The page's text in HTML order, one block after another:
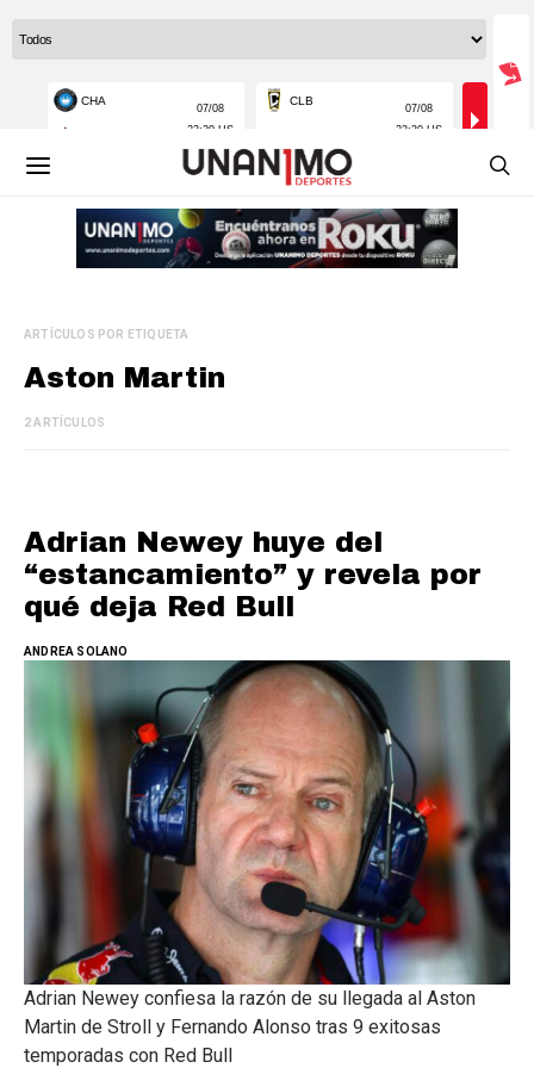
ARTÍCULOS POR ETIQUETA
Aston Martin
2 ARTÍCULOS
Adrian Newey huye del
“estancamiento” y revela por
qué deja Red Bull
ANDREA SOLANO
Adrian Newey confiesa la razón de su llegada al Aston
Martin de Stroll y Fernando Alonso tras 9 exitosas
temporadas con Red Bull